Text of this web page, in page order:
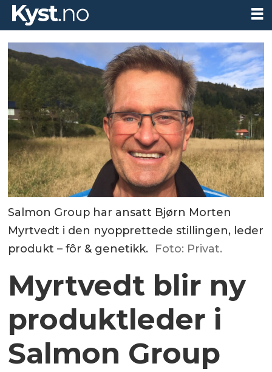
Salmon Group har ansatt Bjørn Morten
Myrtvedt i den nyopprettede stillingen, leder
produkt – fôr & genetikk. Foto: Privat.
Myrtvedt blir ny
produktleder i
Salmon Group